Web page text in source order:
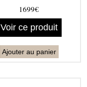
1699€
Voir ce produit
Ajouter au panier